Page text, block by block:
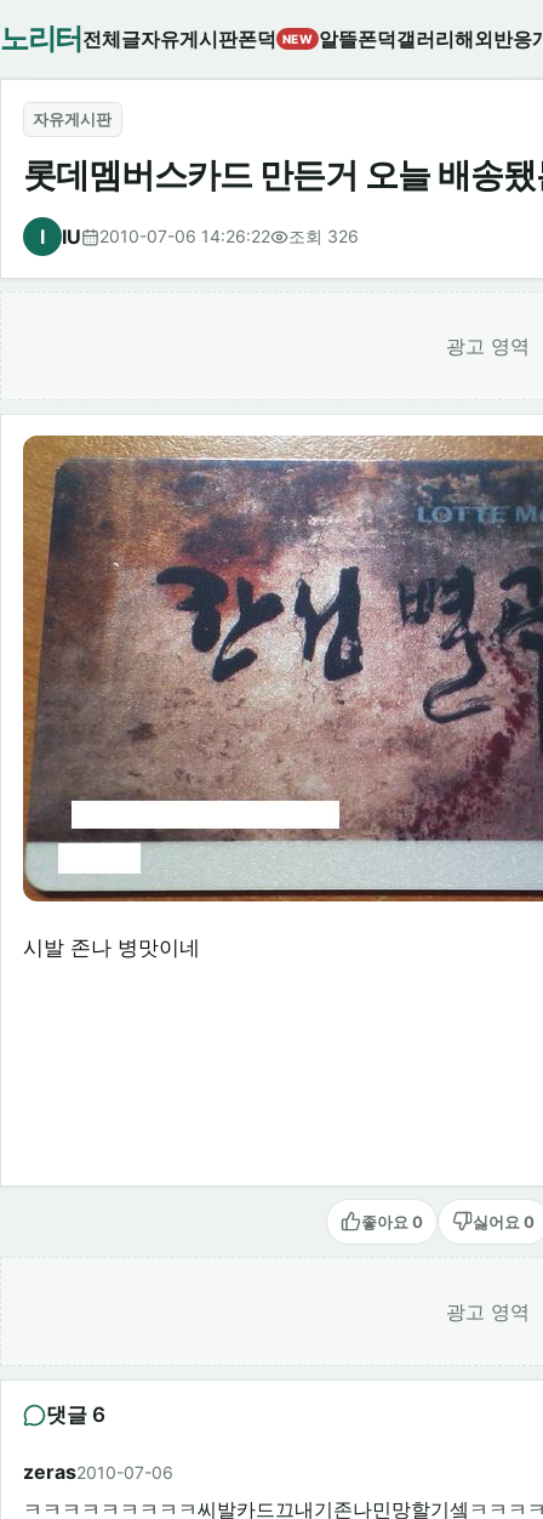
노리터 전체글자유게시판폰덕 NEW 알뜰폰덕갤러리해외반응
자유게시판
롯데멤버스카드 만든거 오늘 배송
I IU 2010-07-06 14:26:22 조회 326
광고 영역
시발 존나 병맛이네
좋아요 0 싫어요 0
광고 영역
댓글 6
zeras2010-07-06
ㅋㅋㅋㅋㅋㅋㅋㅋㅋ씨발카드끄내기존나민망할기셐ㅋㅋㅋ